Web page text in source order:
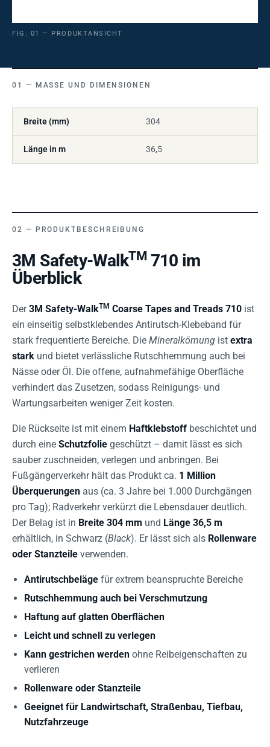
FIG. 01 — PRODUKTANSICHT
MASSE UND DIMENSIONEN
Breite (mm) 304
Länge in m 36,5
PRODUKTBESCHREIBUNG
3M Safety-WalkTM 710 im
Überblick
Der3M Safety-WalkTM Coarse Tapes and Treads 710 ist
ein einseitig selbstklebendes Antirutsch-Klebeband für
stark frequentierte Bereiche. Die Mineralkörnung ist extra
stark und bietet verlässliche Rutschhemmung auch bei
Nässe oder Öl. Die offene, aufnahmefähige Oberfläche
verhindert das Zusetzen, sodass Reinigungs- und
Wartungsarbeiten weniger Zeit kosten.
Die Rückseite ist mit einem Haftklebstoff beschichtet und
durch eine Schutzfolie geschützt – damit lässt es sich
sauber zuschneiden, verlegen und anbringen. Bei
Fußgängerverkehr hält das Produkt ca. 1 Million
Überquerungen aus (ca. 3 Jahre bei 1.000 Durchgängen
pro Tag); Radverkehr verkürzt die Lebensdauer deutlich.
Der Belag ist in Breite 304 mm und Länge 36,5 m
erhältlich, in Schwarz (Black). Er lässt sich als Rollenware
oder Stanzteile verwenden.
Antirutschbeläge für extrem beanspruchte Bereiche
Rutschhemmung auch bei Verschmutzung
Haftung auf glatten Oberflächen
Leicht und schnell zu verlegen
Kann gestrichen werden ohne Reibeigenschaften zu
verlieren
Rollenware oder Stanzteile
Geeignet für Landwirtschaft, Straßenbau, Tiefbau,
Nutzfahrzeuge